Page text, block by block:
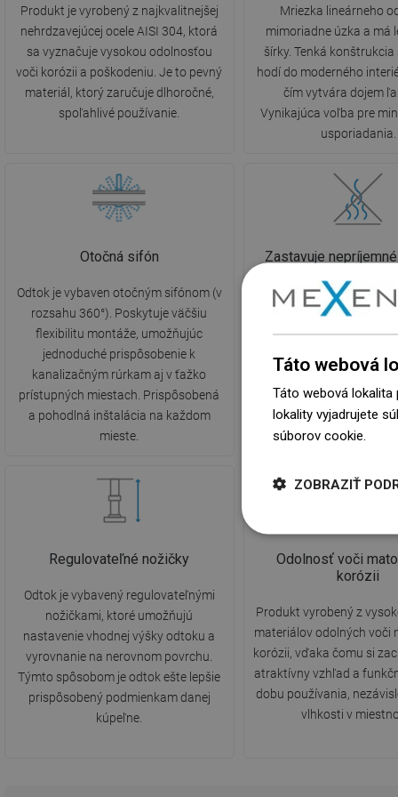
Produkt je vyrobený z najkvalitnejšej
nehrdzavejúcej ocele AISI 304, ktorá
sa vyznačuje vysokou odolnosťou
voči korózii a poškodeniu. Je to pevný
materiál, ktorý zaručuje dlhoročné,
spoľahlivé používanie.
Mriezka lineárneho
mimoriadne úzka a má
šírky. Tenká konštrukcia
hodí do moderného
čím vytvára dojem
Vynikajúca voľba pre
usporiadania.
Otočná sifón
Odtok je vybaven otočným sifónom (v
rozsahu 360°). Poskytuje väčšiu
flexibilitu montáže, umožňujúc
jednoduché prispôsobenie k
kanalizačným rúrkam aj v ťažko
prístupných miestach. Prispôsobená
a pohodlná inštalácia na každom
mieste.
Zastavuje
Odtok je vybavený
úlohou je odvedenie
pričom zároveň
zápachov z
Komfort používania a
hygieny.
Regulovateľné nožičky
Odtok je vybavený regulovateľnými
nožičkami, ktoré umožňujú
nastavenie vhodnej výšky odtoku a
vyrovnanie na nerovnom povrchu.
Týmto spôsobom je odtok ešte lepšie
prispôsobený podmienkam danej
kúpeľne.
Odolnosť voči
korózii
Produkt vyrobený z
materiálov odolných voči
korózii, vďaka čomu si
atraktívny vzhľad a
dobu používania,
vlhkosti v
Táto webová
Táto webová lokalita
lokality vyjadrujete
súborov cookie.
ZOBRAZIŤ